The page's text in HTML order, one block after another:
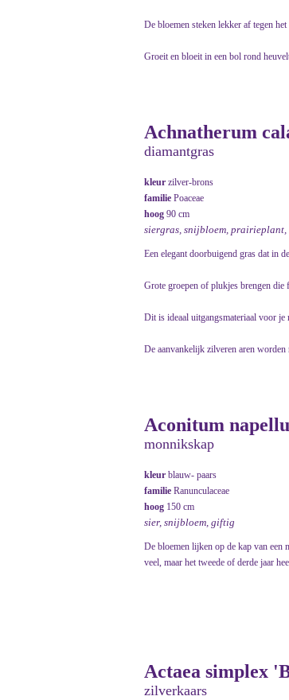
De bloemen steken lekker af tegen
Groeit en bloeit in een bol rond
Achnatherum
diamantgras
kleur zilver-brons
familie Poaceae
hoog 90 cm
siergras, snijbloem, prairieplant,
Een elegant doorbuigend gras dat in
Grote groepen of plukjes brengen
Dit is ideaal uitgangsmateriaal voor
De aanvankelijk zilveren aren worden
Aconitum
monnikskap
kleur blauw- paars
familie Ranunculaceae
hoog 150 cm
sier, snijbloem, giftig
De bloemen lijken op de kap van een
veel, maar het tweede of derde jaar
Actaea simplex
zilverkaars